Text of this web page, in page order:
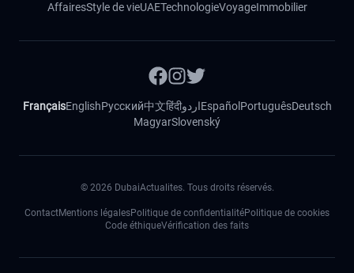
AffairesStyle de vieUAETechnologieVoyageImmobilier
FrançaisEnglishРусский中文हिंदीاردوEspañol PortuguêsDeutsch
MagyarSlovenský
© 2026 DubaiActualites. Tous droits réservés.
ContactMentions légalesPolitique de confidentialitéPolitique de cookies
Code éthiqueVérification des faits